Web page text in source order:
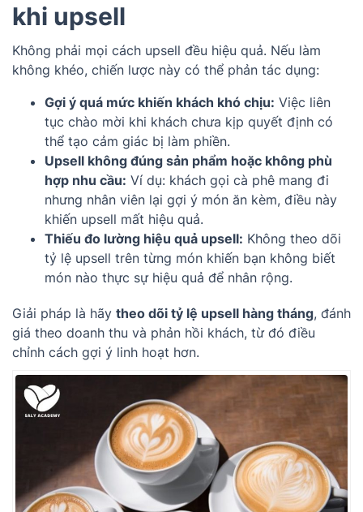
khi upsell
Không phải mọi cách upsell đều hiệu quả. Nếu làm
không khéo, chiến lược này có thể phản tác dụng:
Gợi ý quá mức khiến khách khó chịu: Việc liên
tục chào mời khi khách chưa kịp quyết định có
thể tạo cảm giác bị làm phiền.
Upsell không đúng sản phẩm hoặc không phù
hợp nhu cầu: Ví dụ: khách gọi cà phê mang đi
nhưng nhân viên lại gợi ý món ăn kèm, điều này
khiến upsell mất hiệu quả.
Thiếu đo lường hiệu quả upsell: Không theo dõi
tỷ lệ upsell trên từng món khiến bạn không biết
món nào thực sự hiệu quả để nhân rộng.
Giải pháp là hãy theo dõi tỷ lệ upsell hàng tháng, đánh
giá theo doanh thu và phản hồi khách, từ đó điều
chỉnh cách gợi ý linh hoạt hơn.